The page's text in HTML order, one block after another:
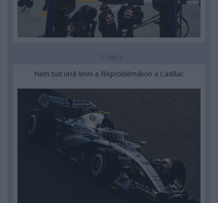
5 napja
Nem tud úrrá lenni a fékproblémákon a Cadillac